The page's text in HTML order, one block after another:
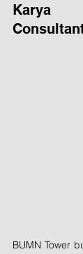
Karya
BUMN Tower